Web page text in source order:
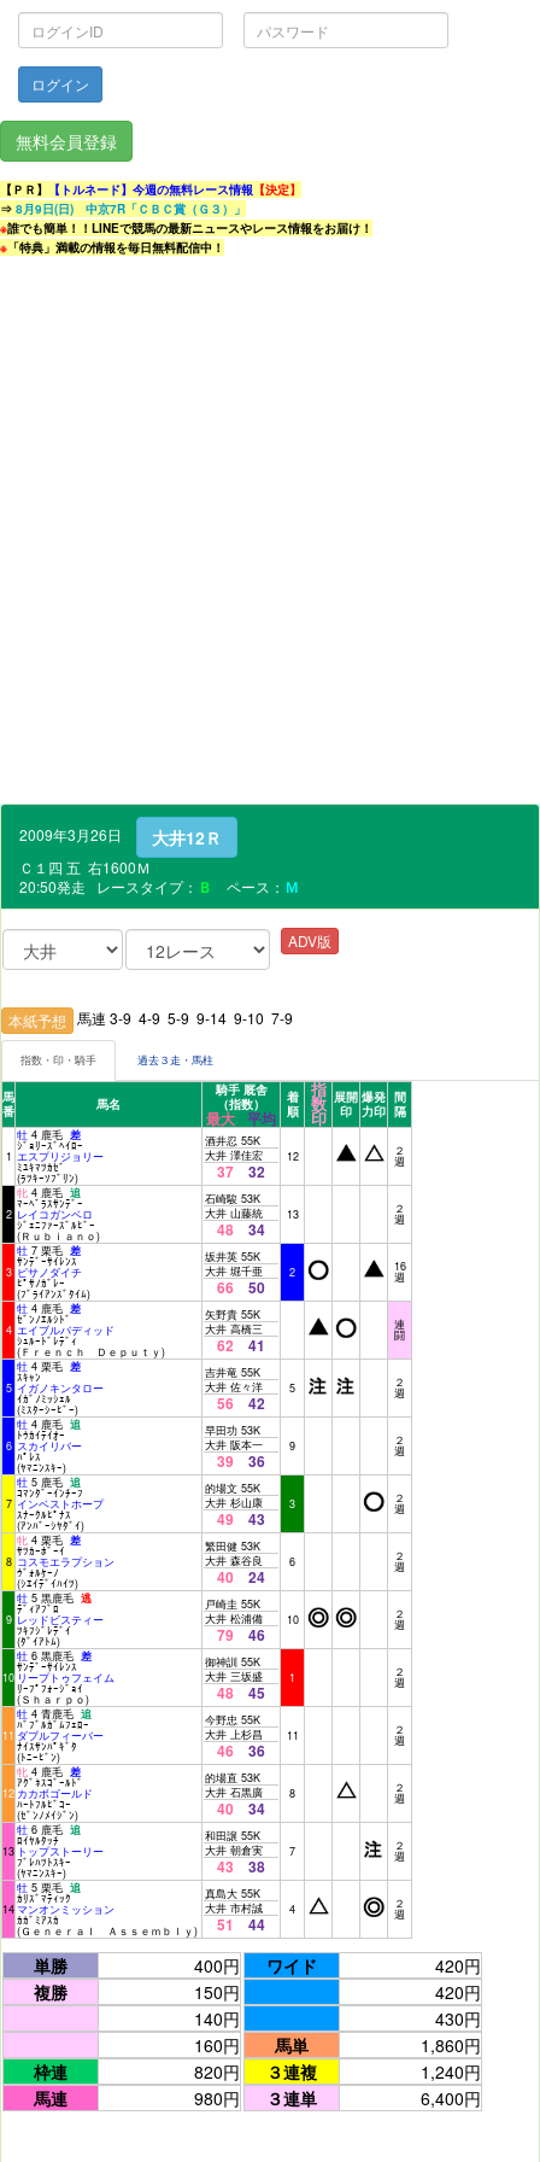
ロ
イ
ン
ID
パ
ス
ワ
無料会員登録
【ＰＲ】 【トルネード】今週の無料レース情報 【決定】
⇒ 8月9日(日) 中京7R「ＣＢＣ賞（Ｇ３）」
※誰でも簡単！！LINEで競馬の最新ニュースやレース情報をお届け！
※ 「特典」満載の情報を毎日無料配信中！
2009年3月26日 大井12Ｒ
Ｃ１四 五 右1600Ｍ
20:50発走 レースタイプ： Ｂ ペース： Ｍ
ADV版
本紙予想 馬連 3-9 4-9 5-9 9-14 9-10 7-9
指数・印・騎手 過去３走・馬柱
馬
番
馬名
騎手 厩舎
（指数）
最大 平均
着
順
指
数
印
展開
印
爆発
力印
間
隔
1
牡 4 鹿毛 差
ｼﾞｮﾘｰｽﾞﾍｲﾛｰ
エスプリジョリー
ﾐﾕｷﾏﾂｶｾﾞ
(ﾗﾂｷｰｿﾌﾞﾘﾝ)
酒井忍 55K
大井 澤佳宏
37 32
12 ２
週
2
牝 4 鹿毛 追
ﾏｰﾍﾞﾗｽｻﾝﾃﾞｰ
レイコガンベロ
ｼﾞｪﾆﾌｧｰｽﾞﾙﾋﾞｰ
(Ｒｕｂｉａｎｏ)
石崎駿 53K
大井 山藤統
48 34
13 ２
週
3
牡 7 栗毛 差
ｻﾝﾃﾞｰｻｲﾚﾝｽ
ピサノダイチ
ﾋﾟｻﾉｶﾞﾚｰ
(ﾌﾞﾗｲｱﾝｽﾞﾀｲﾑ)
坂井英 55K
大井 堀千亜
66 50
2 16
週
4
牡 4 鹿毛 差
ｾﾞﾝﾉｴﾙｼﾄﾞ
エイブルバディッド
ｼｭﾙｰﾄﾞﾚﾃﾞｨ
(Ｆｒｅｎｃｈ Ｄｅｐｕｔｙ)
矢野貴 55K
大井 高橋三
62 41
連
闘
5
牡 4 栗毛 差
ｽｷｬﾝ
イガノキンタロー
ｲｶﾞﾉﾐｯｼｪﾙ
(ﾐｽﾀｰｼｰﾋﾞｰ)
吉井竜 55K
大井 佐々洋
56 42
5 ２
週
6
牡 4 鹿毛 追
ﾄｳｶｲﾃｲｵｰ
スカイリバー
ﾊﾟﾚｽ
(ﾔﾏﾆﾝｽｷｰ)
早田功 53K
大井 阪本一
39 36
9 ２
週
7
牡 5 鹿毛 追
ｺﾏﾝﾀﾞｰｲﾝﾁｰﾌ
インベストホープ
ｽﾅｰｸﾙﾋﾟﾅｽ
(ｱﾝﾊﾞｰｼﾔﾀﾞｲ)
的場文 55K
大井 杉山康
49 43
3 ２
週
8
牝 4 栗毛 差
ｻﾂｶｰﾎﾞｰｲ
コスモエラプション
ｳﾞｫﾙｹｰﾉ
(ｼｴｲﾃﾞｲﾊｲﾂ)
繁田健 53K
大井 森谷良
40 24
6 ２
週
9
牡 5 黒鹿毛 逃
ﾃﾞｨｱﾌﾞﾛ
レッドビスティー
ﾂｷﾌｼﾞﾚﾃﾞｲ
(ﾀﾞｲｱﾄﾑ)
戸崎圭 55K
大井 松浦備
79 46
10 ２
週
10
牡 6 黒鹿毛 差
ｻﾝﾃﾞｰｻｲﾚﾝｽ
リープトゥフェイム
ﾘｰﾌﾟﾌｫｰｼﾞｮｲ
(Ｓｈａｒｐｏ)
御神訓 55K
大井 三坂盛
48 45
1 ２
週
11
牡 4 青鹿毛 追
ﾊﾞﾌﾞﾙｶﾞﾑﾌｪﾛｰ
ダブルフィーバー
ﾅｲｽｻﾝﾊﾟｷﾞﾀ
(ﾄﾆｰﾋﾞﾝ)
今野忠 55K
大井 上杉昌
46 36
11 ２
週
12
牝 4 鹿毛 差
ｱｸﾞﾈｽｺﾞｰﾙﾄﾞ
カカボゴールド
ﾊｰﾄﾌﾙﾋﾞｺｰ
(ｾﾞﾝﾉﾒｲｼﾞﾝ)
的場直 53K
大井 石黒廣
40 34
8 ２
週
13
牡 6 鹿毛 追
ﾛｲﾔﾙﾀｯﾁ
トップストーリー
ﾌﾞﾚﾊﾂﾄｽｷｰ
(ﾔﾏﾆﾝｽｷｰ)
和田譲 55K
大井 朝倉実
43 38
7 ２
週
14
牡 5 栗毛 追
ｶﾘｽﾞﾏﾃｨｯｸ
マンオンミッション
ｶｶﾞﾐｱｽｶ
(Ｇｅｎｅｒａｌ Ａｓｓｅｍｂｌｙ)
真島大 55K
大井 市村誠
51 44
4 ２
週
単勝
400円
複勝
150円
140円
160円
枠連
820円
馬連
980円
ワイド
420円
420円
430円
馬単
1,860円
３連複
1,240円
３連単
6,400円